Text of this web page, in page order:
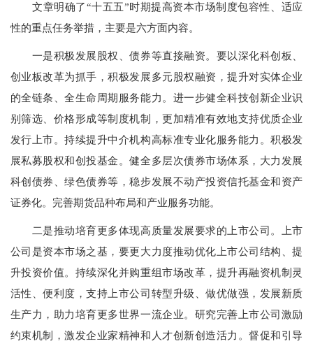
文章明确了“十五五”时期提高资本市场制度包容性、适应
性的重点任务举措，主要是六方面内容。
一是积极发展股权、债券等直接融资。要以深化科创板、
创业板改革为抓手，积极发展多元股权融资，提升对实体企业
的全链条、全生命周期服务能力。进一步健全科技创新企业识
别筛选、价格形成等制度机制，更加精准有效地支持优质企业
发行上市。持续提升中介机构高标准专业化服务能力。积极发
展私募股权和创投基金。健全多层次债券市场体系，大力发展
科创债券、绿色债券等，稳步发展不动产投资信托基金和资产
证券化。完善期货品种布局和产业服务功能。
二是推动培育更多体现高质量发展要求的上市公司。上市
公司是资本市场之基，要更大力度推动优化上市公司结构、提
升投资价值。持续深化并购重组市场改革，提升再融资机制灵
活性、便利度，支持上市公司转型升级、做优做强，发展新质
生产力，助力培育更多世界一流企业。研究完善上市公司激励
约束机制，激发企业家精神和人才创新创造活力。督促和引导